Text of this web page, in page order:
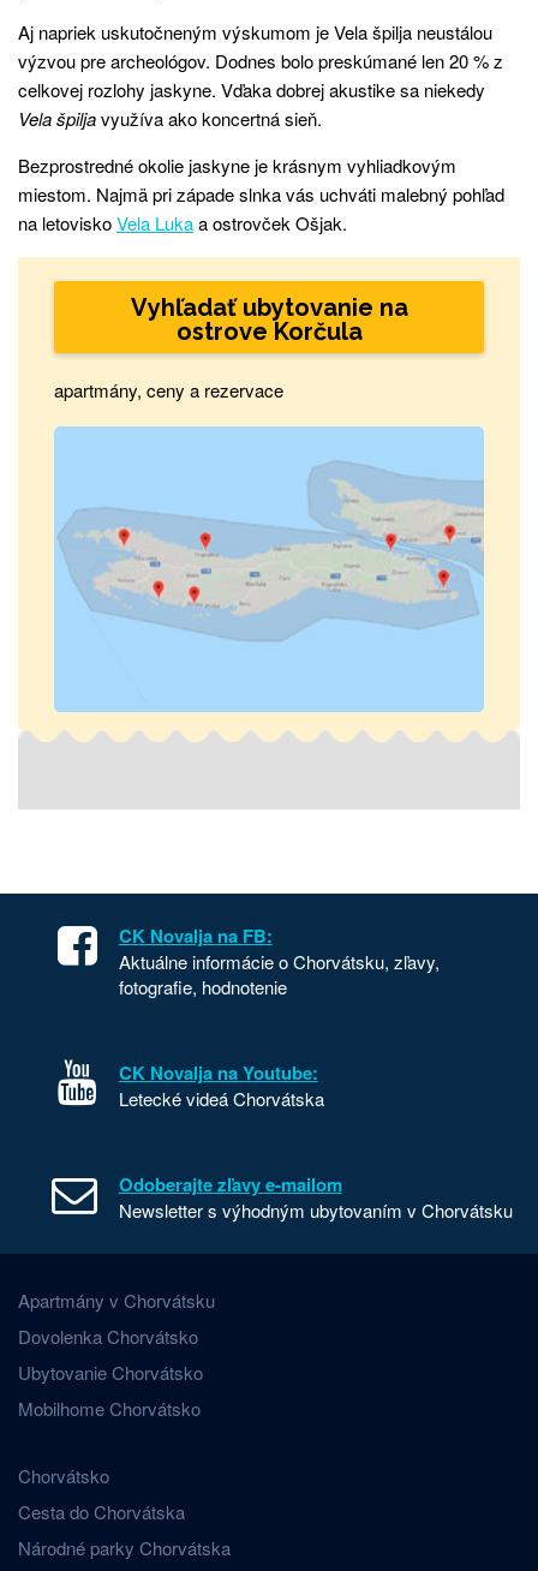
Aj napriek uskutočneným výskumom je Vela špilja neustálou
výzvou pre archeológov. Dodnes bolo preskúmané len 20 % z
celkovej rozlohy jaskyne. Vďaka dobrej akustike sa niekedy
Vela špiljavyužíva ako koncertná sieň.
Bezprostredné okolie jaskyne je krásnym vyhliadkovým
miestom. Najmä pri západe slnka vás uchváti malebný pohľad
na letoviskoVela Lukaa ostrovček Ošjak.
Vyhľadať ubytovanie na
ostrove Korčula
apartmány, ceny a rezervace
CK Novalja na FB:
Aktuálne informácie o Chorvátsku, zľavy,
fotografie, hodnotenie
CK Novalja na Youtube:
Letecké videá Chorvátska
Odoberajte zľavy e-mailom
Newsletter s výhodným ubytovaním v Chorvátsku
Apartmány v Chorvátsku
Dovolenka Chorvátsko
Ubytovanie Chorvátsko
Mobilhome Chorvátsko
Chorvátsko
Cesta do Chorvátska
Národné parky Chorvátska